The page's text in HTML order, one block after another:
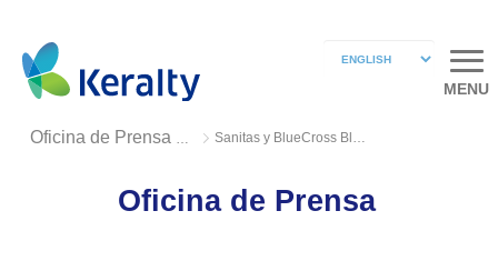
MENU
Oficina de Prensa 2020 Sanitas y BlueCross BlueShield of Tennessee en alianza por el Cuidado Primario
Oficina de Prensa